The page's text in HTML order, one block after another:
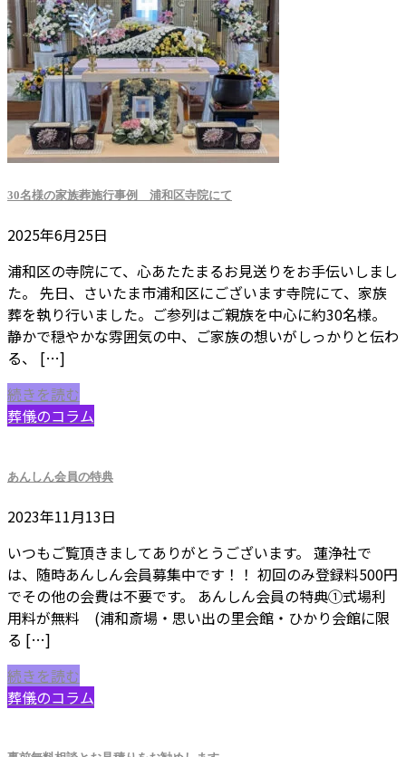
30名様の家族葬施行事例 浦和区寺院にて
2025年6月25日
浦和区の寺院にて、心あたたまるお見送りをお手伝いしまし
た。 先日、さいたま市浦和区にございます寺院にて、家族
葬を執り行いました。ご参列はご親族を中心に約30名様。
静かで穏やかな雰囲気の中、ご家族の想いがしっかりと伝わ
る、 […]
続きを読む
葬儀のコラム
あんしん会員の特典
2023年11月13日
いつもご覧頂きましてありがとうございます。 蓮浄社で
は、随時あんしん会員募集中です！！ 初回のみ登録料500円
でその他の会費は不要です。 あんしん会員の特典①式場利
用料が無料 (浦和斎場・思い出の里会館・ひかり会館に限
る […]
続きを読む
葬儀のコラム